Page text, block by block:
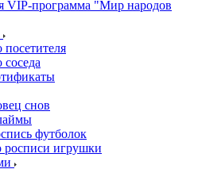
VIP-программа "Мир народов
снов
футболок
росписи игрушки